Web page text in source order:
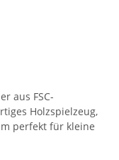
aus FSC-
Holzspielzeug,
perfekt für kleine